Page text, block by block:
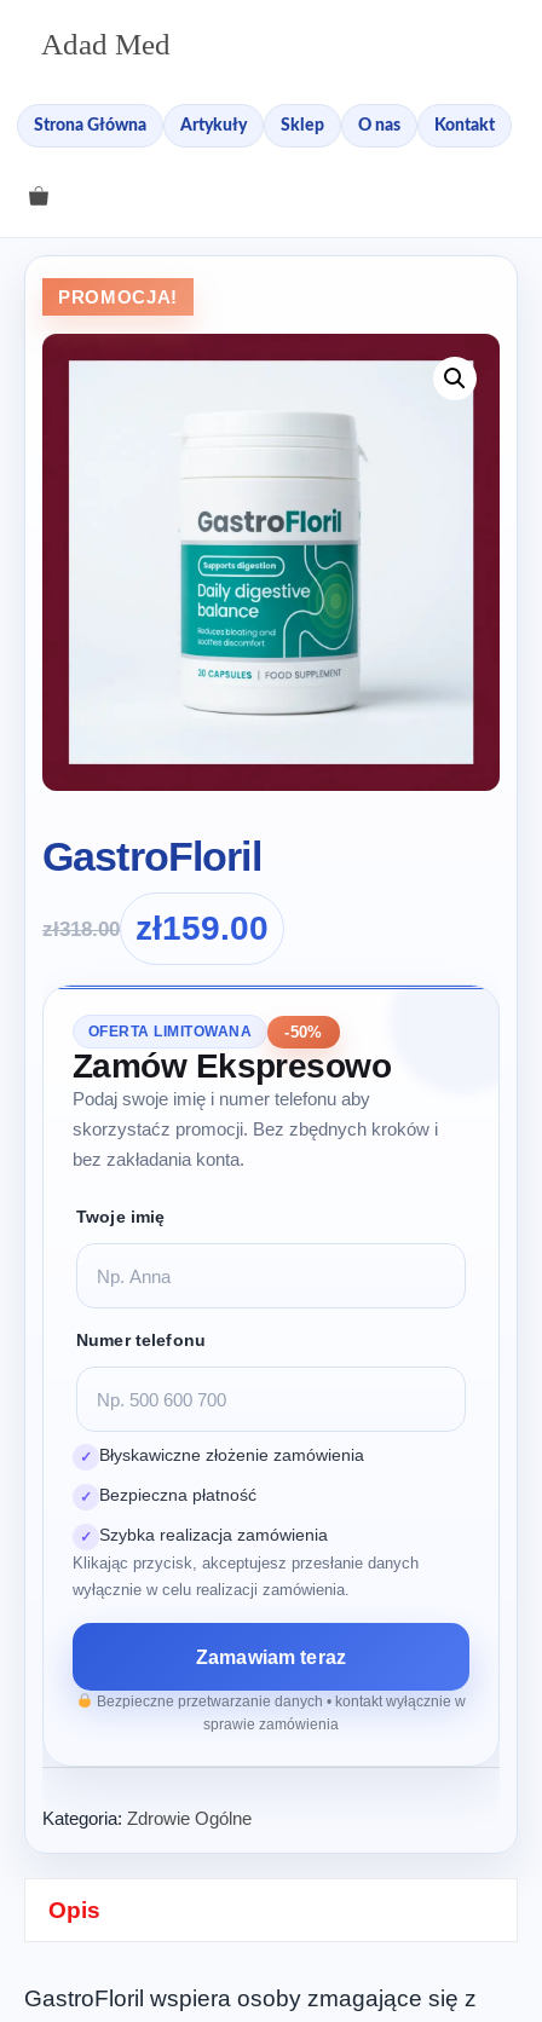
Adad Med
Strona Główna Artykuły Sklep O nas Kontakt
PROMOCJA!
GastroFloril
zł318.00 zł159.00
OFERTA LIMITOWANA -50%
Zamów Ekspresowo
Podaj swoje imię i numer telefonu aby
skorzystaćz promocji. Bez zbędnych kroków i
bez zakładania konta.
Twoje imię
Numer telefonu
✓ Błyskawiczne złożenie zamówienia
✓ Bezpieczna płatność
✓ Szybka realizacja zamówienia
Klikając przycisk, akceptujesz przesłanie danych
wyłącznie w celu realizacji zamówienia.
Zamawiam teraz
Bezpieczne przetwarzanie danych • kontakt wyłącznie w
sprawie zamówienia
Kategoria: Zdrowie Ogólne
Opis
GastroFloril wspiera osoby zmagające się z